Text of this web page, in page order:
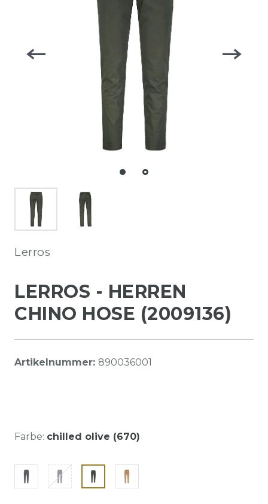
Lerros
LERROS - HERREN
CHINO HOSE (2009136)
Artikelnummer: 890036001
Farbe: chilled olive (670)